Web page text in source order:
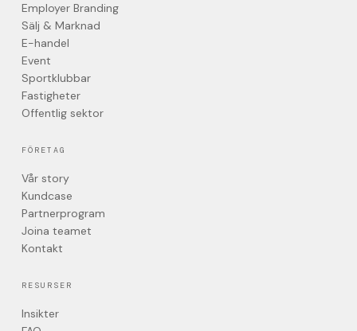
Employer Branding
Sälj & Marknad
E-handel
Event
Sportklubbar
Fastigheter
Offentlig sektor
FÖRETAG
Vår story
Kundcase
Partnerprogram
Joina teamet
Kontakt
RESURSER
Insikter